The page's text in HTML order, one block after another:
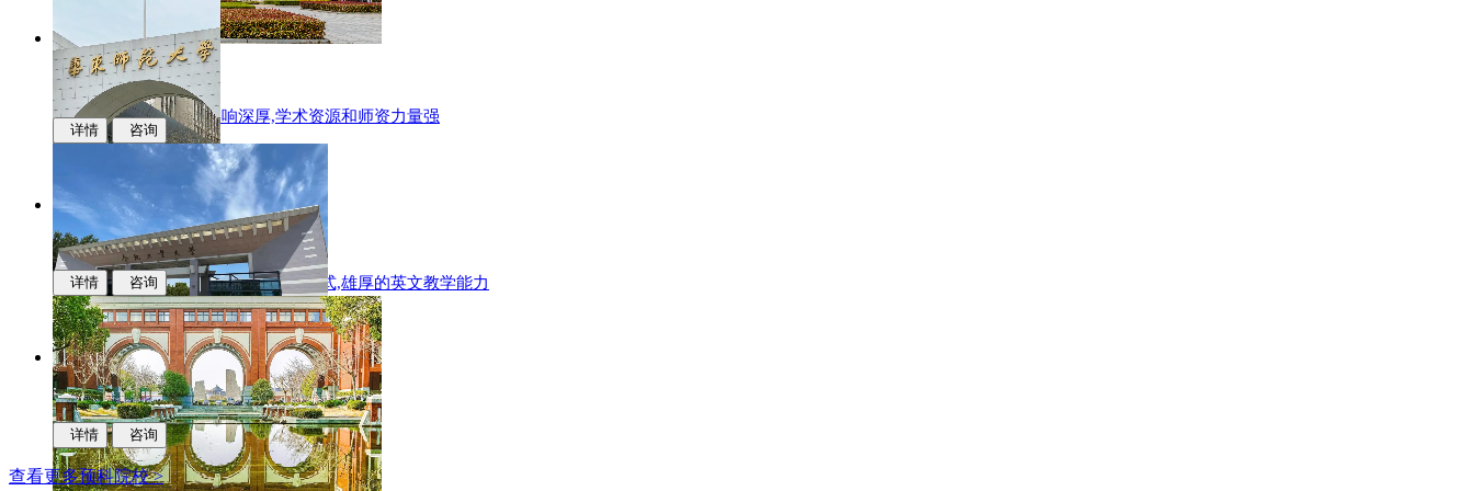
江西财经大学
国际化办学,学科专业影响深厚,学术资源和师资力量强
华东师范大学
多样化的升学,中新联合培养的办学模式,雄厚的英文教学能力
详情 咨询
合肥工业大学
科研实力,学科优势,人才培养质量
详情 咨询
详情 咨询
查看更多预科院校 >